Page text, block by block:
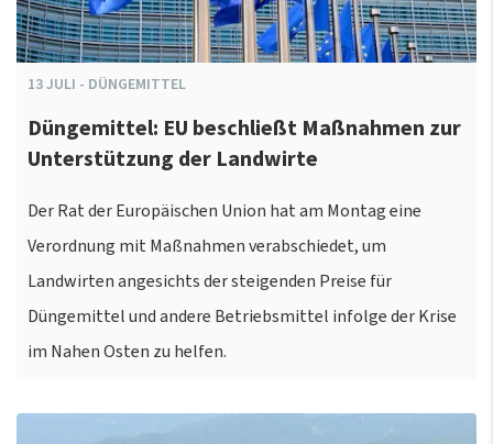
13JULI - DÜNGEMITTEL
Düngemittel: EU beschließt Maßnahmen zur
Unterstützung der Landwirte
Der Rat der Europäischen Union hat am Montag eine
Verordnung mit Maßnahmen verabschiedet, um
Landwirten angesichts der steigenden Preise für
Düngemittel und andere Betriebsmittel infolge der Krise
im Nahen Osten zu helfen.